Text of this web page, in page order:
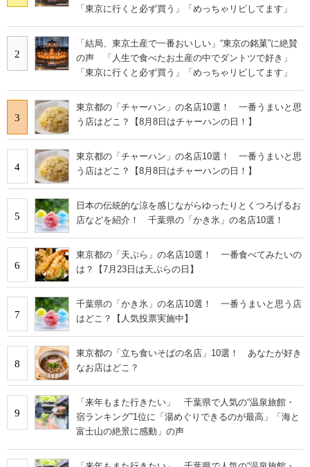
「東京に行くと必ず買う」「めっちゃリピしてます」
2
「結局、東京土産で一番おいしい」“東京の銘菓”に絶賛
の声 「人生で食べたお土産の中でダントツで好き」
「東京に行くと必ず買う」「めっちゃリピしてます」
3
東京都の「チャーハン」の名店10選！ 一番うまいと思
う店はどこ？【8月8日はチャーハンの日！】
4
東京都の「チャーハン」の名店10選！ 一番うまいと思
う店はどこ？【8月8日はチャーハンの日！】
5
日本の伝統的な涼を感じながらゆったりとくつろげるお
店などを紹介！ 千葉県の「かき氷」の名店10選！
6
東京都の「天ぷら」の名店10選！ 一番食べてみたいの
は？【7月23日は天ぷらの日】
7
千葉県の「かき氷」の名店10選！ 一番うまいと思う店
はどこ？【人気投票実施中】
8
東京都の「立ち食いそばの名店」10選！ あなたが好き
なお店はどこ？
9
「来年もまた行きたい」 千葉県で人気の“温泉旅館・
宿ランキング”1位に「湯めぐりできるのが最高」「海と
富士山の絶景に感動」の声